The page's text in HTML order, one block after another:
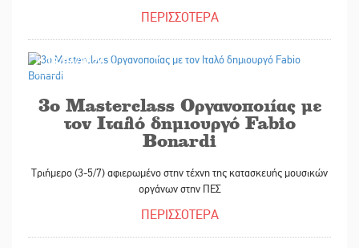
ΠΕΡΙΣΣΟΤΕΡΑ
18/06/2026
3ο Masterclass Οργανοποιίας με
τον Ιταλό δημιουργό Fabio
Bonardi
Τριήμερο (3-5/7) αφιερωμένο στην τέχνη της κατασκευής μουσικών
οργάνων στην ΠΕΣ
ΠΕΡΙΣΣΟΤΕΡΑ